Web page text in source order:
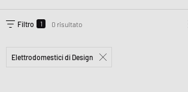
Filtro 1 0 risultato
Elettrodomestici di Design